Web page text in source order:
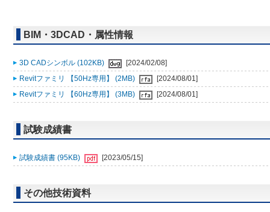
BIM・3DCAD・属性情報
3D CADシンボル (102KB)
[2024/02/08]
Revitファミリ 【50Hz専用】 (2MB)
[2024/08/01]
Revitファミリ 【60Hz専用】 (3MB)
[2024/08/01]
試験成績書
試験成績書 (95KB) [2023/05/15]
その他技術資料